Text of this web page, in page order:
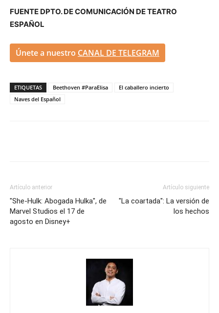
FUENTE DPTO. DE COMUNICACIÓN DE TEATRO
ESPAÑOL
Únete a nuestro CANAL DE TELEGRAM
ETIQUETAS Beethoven #ParaElisa
El caballero incierto
Naves del Español
Artículo anterior
"She-Hulk: Abogada Hulka", de
Marvel Studios el 17 de
agosto en Disney+
Artículo siguiente
"La coartada": La versión de
los hechos